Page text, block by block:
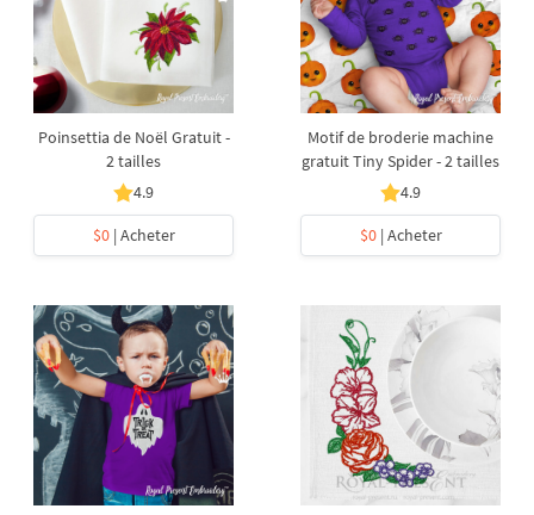
Poinsettia de Noël Gratuit -
2 tailles
4.9
$0| Acheter
Motif de broderie machine
gratuit Tiny Spider - 2 tailles
4.9
$0| Acheter